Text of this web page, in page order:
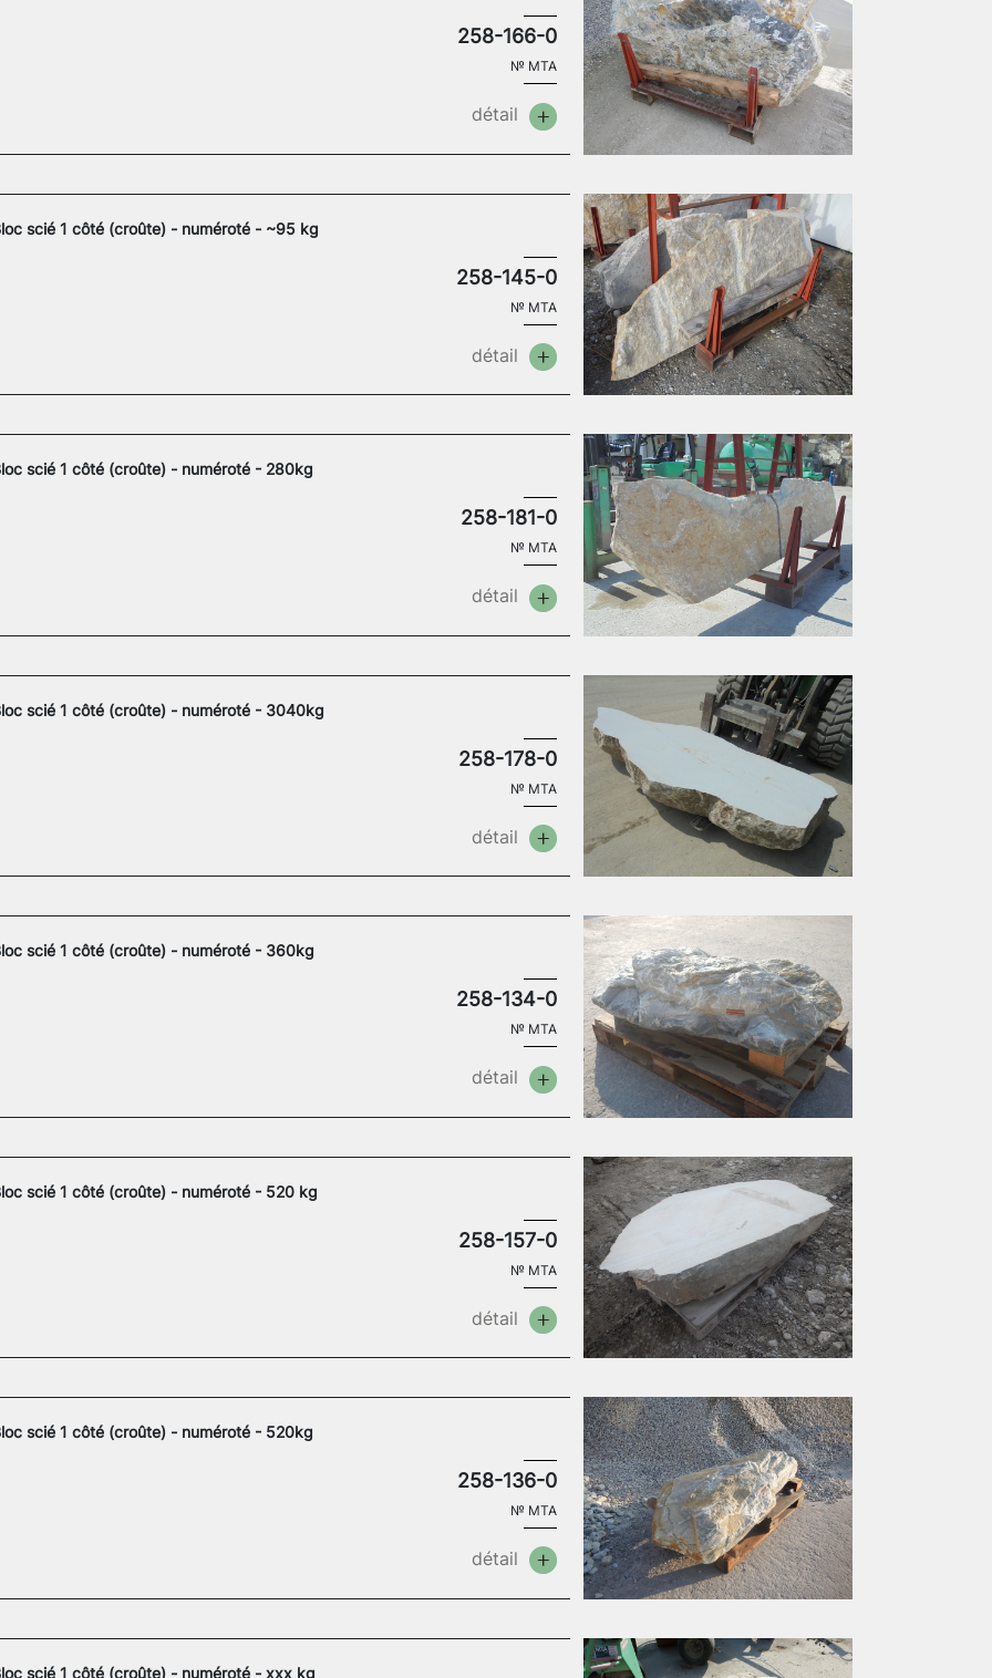
258-166-0
№ MTA
détail
scié 1 côté (croûte) - numéroté - ~95 kg
258-145-0
№ MTA
détail
scié 1 côté (croûte) - numéroté - 280kg
258-181-0
№ MTA
détail
scié 1 côté (croûte) - numéroté - 3040kg
258-178-0
№ MTA
détail
scié 1 côté (croûte) - numéroté - 360kg
258-134-0
№ MTA
détail
scié 1 côté (croûte) - numéroté - 520 kg
258-157-0
№ MTA
détail
scié 1 côté (croûte) - numéroté - 520kg
258-136-0
№ MTA
détail
scié 1 côté (croûte) - numéroté - xxx kg